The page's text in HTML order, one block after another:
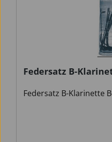
Federsatz B-
Federsatz B-Klarinette